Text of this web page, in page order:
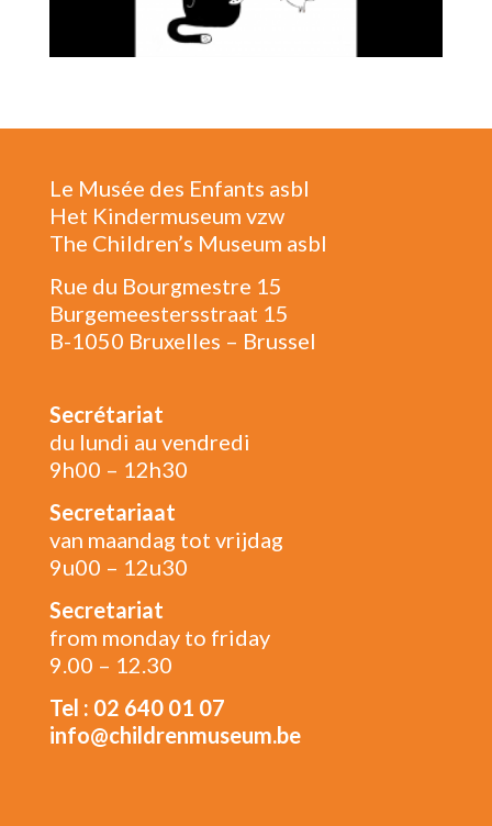
Le Musée des Enfants asbl
Het Kindermuseum vzw
The Children’s Museum asbl
Rue du Bourgmestre 15
Burgemeestersstraat 15
B-1050 Bruxelles – Brussel
Secrétariat
du lundi au vendredi
9h00 – 12h30
Secretariaat
van maandag tot vrijdag
9u00 – 12u30
Secretariat
from monday to friday
9.00 – 12.30
Tel : 02 640 01 07
info@childrenmuseum.be